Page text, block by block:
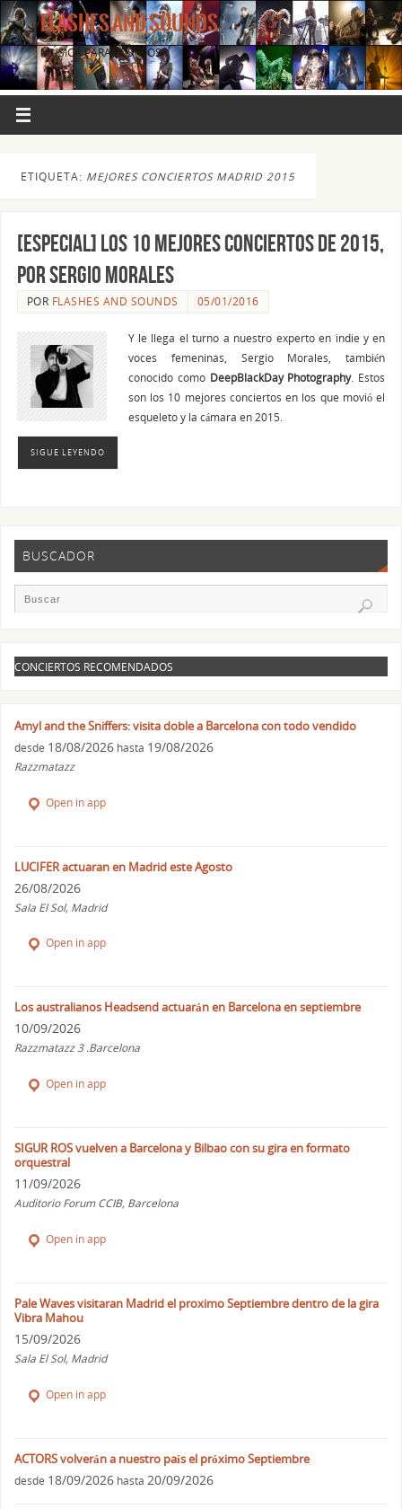
FLASHES AND SOUNDS
MÚSICA PARA LOS OJOS.
ETIQUETA: MEJORES CONCIERTOS MADRID 2015
[ESPECIAL] LOS 10 MEJORES CONCIERTOS DE 2015,
POR SERGIO MORALES
POR FLASHES AND SOUNDS 05/01/2016
Y le llega el turno a nuestro experto en indie y en
voces femeninas, Sergio Morales, también
conocido como DeepBlackDay Photography. Estos
son los 10 mejores conciertos en los que movió el
esqueleto y la cámara en 2015.
SIGUE LEYENDO
BUSCADOR
CONCIERTOS RECOMENDADOS
Amyl and the Sniffers: visita doble a Barcelona con todo vendido
desde 18/08/2026 hasta 19/08/2026
Razzmatazz
Open in app
LUCIFER actuaran en Madrid este Agosto
26/08/2026
Sala El Sol, Madrid
Open in app
Los australianos Headsend actuarán en Barcelona en septiembre
10/09/2026
Razzmatazz 3 .Barcelona
Open in app
SIGUR ROS vuelven a Barcelona y Bilbao con su gira en formato
orquestral
11/09/2026
Auditorio Forum CCIB, Barcelona
Open in app
Pale Waves visitaran Madrid el proximo Septiembre dentro de la gira
Vibra Mahou
15/09/2026
Sala El Sol, Madrid
Open in app
ACTORS volverán a nuestro país el próximo Septiembre
desde 18/09/2026 hasta 20/09/2026